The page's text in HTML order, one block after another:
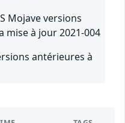
Mojave versions
mise à jour 2021-004
antérieures à